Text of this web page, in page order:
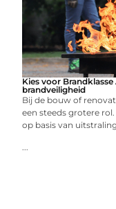
Kies voor
brandveiligheid
Bij de bouw of
een steeds grotere
op basis van
...